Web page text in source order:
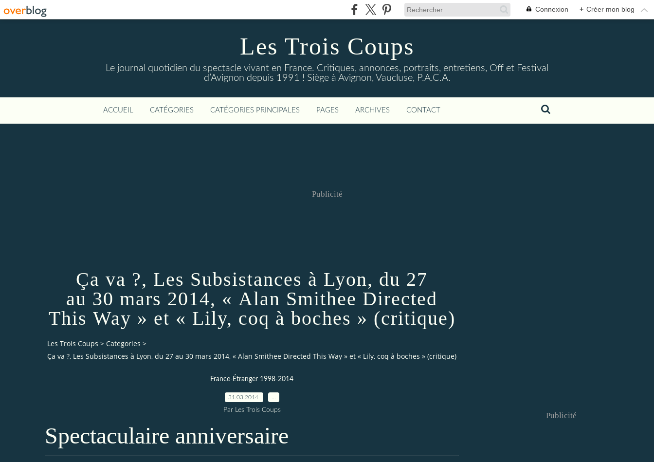
Connexion + Créer mon blog
Les Trois Coups
Le journal quotidien du spectacle vivant en France. Critiques, annonces, portraits, entretiens, Off et Festival
d’Avignon depuis 1991 ! Siège à Avignon, Vaucluse, P.A.C.A.
ACCUEIL CATÉGORIES CATÉGORIES PRINCIPALES PAGES ARCHIVES CONTACT
Publicité
Ça va ?, Les Subsistances à Lyon, du 27
au 30 mars 2014, « Alan Smithee Directed
This Way » et « Lily, coq à boches » (critique)
Les Trois Coups > Categories >
Ça va ?, Les Subsistances à Lyon, du 27 au 30 mars 2014, « Alan Smithee Directed This Way » et « Lily, coq à boches » (critique)
France-Étranger 1998-2014
31.03.2014
Par Les Trois Coups
Spectaculaire anniversaire
Publicité